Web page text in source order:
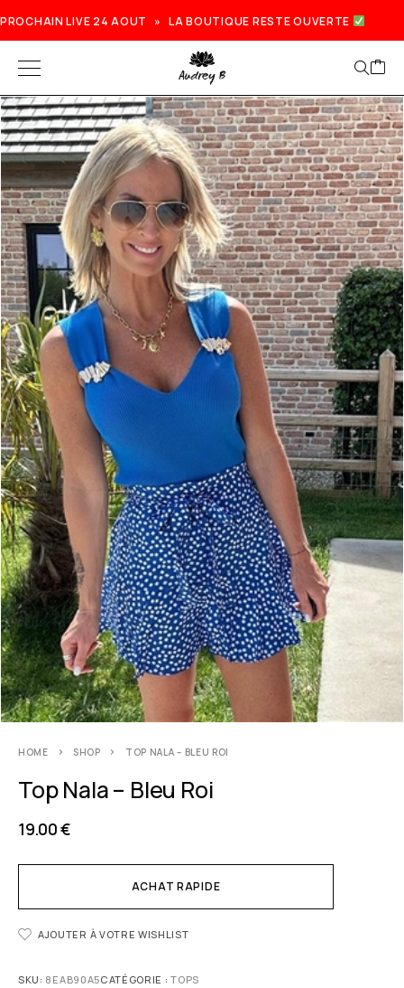
PROCHAIN LIVE 24 AOUT » LA BOUTIQUE RESTE OUVERTE
HOME SHOP TOP NALA – BLEU ROI
Top Nala – Bleu Roi
19.00€
ACHAT RAPIDE
AJOUTER À VOTRE WISHLIST
SKU: 8EAB90A5CATÉGORIE :TOPS